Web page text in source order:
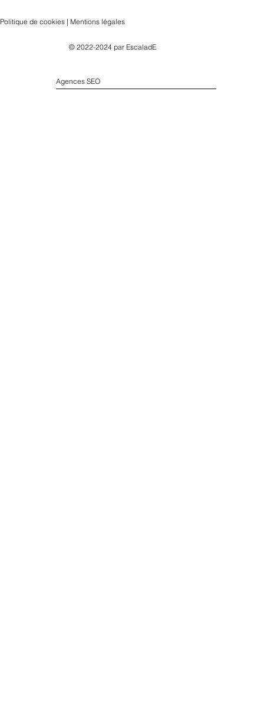
Politique de cookies | Mentions légales
© 2022-2024 par EscaladE
Agences SEO